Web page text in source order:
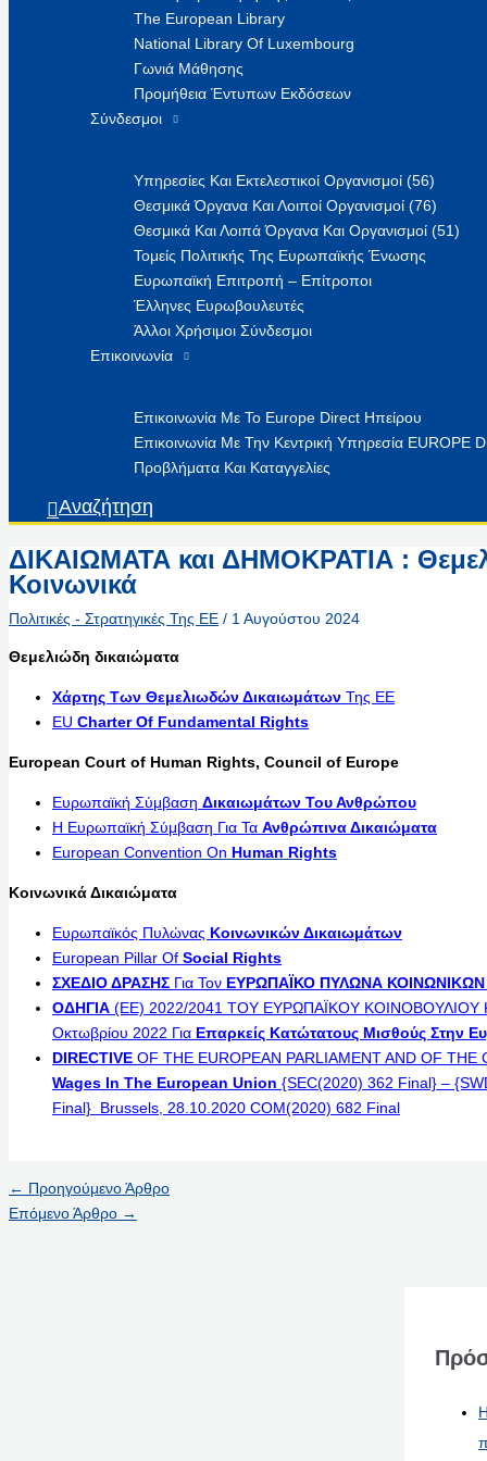
The European Library
National Library Of Luxembourg
Γωνιά Μάθησης
Προμήθεια Έντυπων Εκδόσεων
Σύνδεσμοι
Υπηρεσίες Και Εκτελεστικοί Οργανισμοί (56)
Θεσμικά Όργανα Και Λοιποί Οργανισμοί (76)
Θεσμικά Και Λοιπά Όργανα Και Οργανισμοί (51)
Τομείς Πολιτικής Της Ευρωπαϊκής Ένωσης
Ευρωπαϊκή Επιτροπή – Επίτροποι
Έλληνες Ευρωβουλευτές
Άλλοι Χρήσιμοι Σύνδεσμοι
Επικοινωνία
Επικοινωνία Με Το Europe Direct Ηπείρου
Επικοινωνία Με Την Κεντρική Υπηρεσία EUROPE
Προβλήματα Και Καταγγελίες
Αναζήτηση
ΔΙΚΑΙΩΜΑΤΑ και ΔΗΜΟΚΡΑΤΙΑ :
Κοινωνικά
Πολιτικές - Στρατηγικές Της ΕΕ / 1 Αυγούστου 2024
Θεμελιώδη δικαιώματα
Χάρτης Των Θεμελιωδών Δικαιωμάτων Της ΕΕ
EU Charter Of Fundamental Rights
European Court of Human Rights, Council of Europe
Ευρωπαϊκή Σύμβαση Δικαιωμάτων Του Ανθρώπου
Η Ευρωπαϊκή Σύμβαση Για Τα Ανθρώπινα Δικαιώματα
European Convention On Human Rights
Κοινωνικά Δικαιώματα
Ευρωπαϊκός Πυλώνας Κοινωνικών Δικαιωμάτων
European Pillar Of Social Rights
ΣΧΕΔΙΟ ΔΡΑΣΗΣ Για Τον ΕΥΡΩΠΑΪΚΟ ΠΥΛΩΝΑ
ΟΔΗΓΙΑ (ΕΕ) 2022/2041 ΤΟΥ ΕΥΡΩΠΑΪΚΟΥ ΚΟΙΝΟΒΟΥΛΙΟΥ
Οκτωβρίου 2022 Για Επαρκείς Κατώτατους Μισθούς Στην
DIRECTIVE OF THE EUROPEAN PARLIAMENT AND OF THE
Wages In The European Union {SEC(2020) 362 Final} –
Final} Brussels, 28.10.2020 COM(2020) 682 Final
← Προηγούμενο Άρθρο
Επόμενο Άρθρο →